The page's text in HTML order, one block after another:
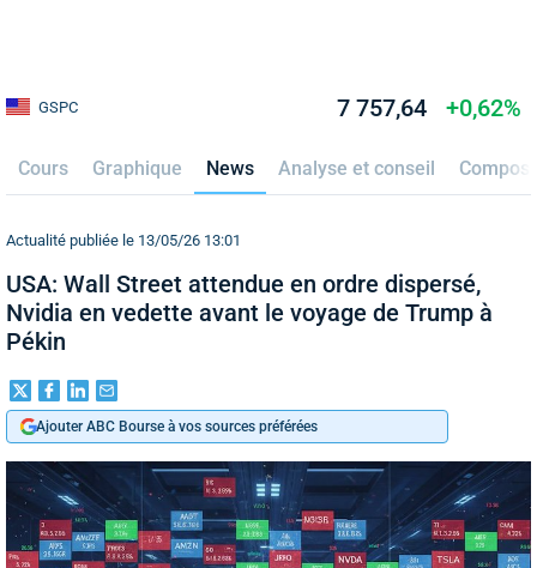
GSPC 7 757,64 +0,62%
Cours Graphique News Analyse et conseil
Actualité publiée le 13/05/26 13:01
USA: Wall Street attendue en ordre dispersé,
Nvidia en vedette avant le voyage de Trump à
Pékin
Ajouter ABC Bourse à vos sources préférées